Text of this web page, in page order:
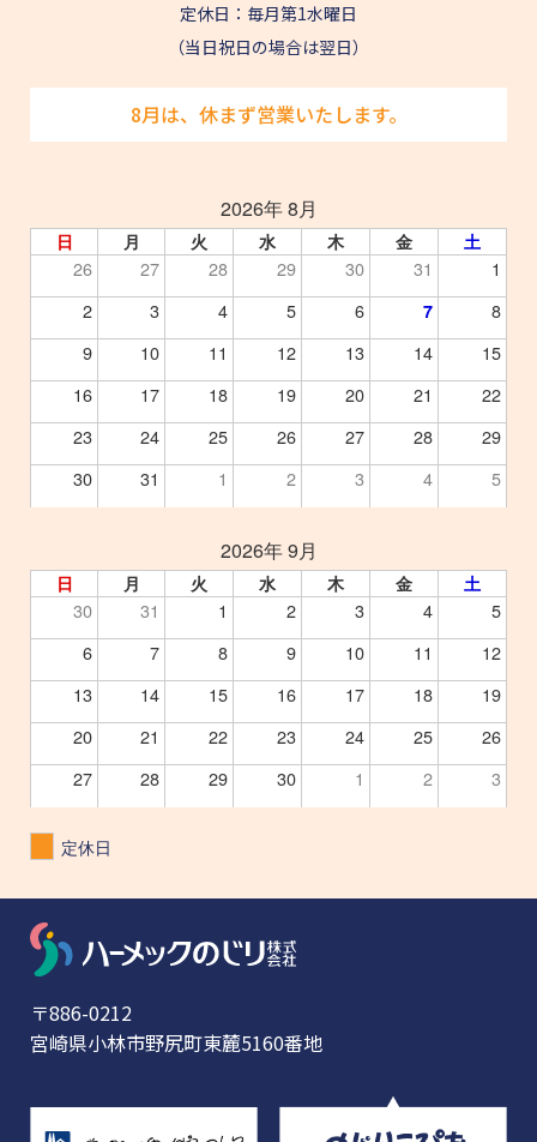
定休日：毎月第1水曜日
（当日祝日の場合は翌日）
8月は、休まず営業いたします。
2026年 8月
日 月 火 水 木 金 土
26 27 28 29 30 31
1
2
3 4 5 6 7
8
9
10 11 12 13 14
15
16
17 18 19 20 21
22
23
24 25 26 27 28
29
30
31 1 2 3 4 5
2026年 9月
日 月 火 水 木 金 土
30 31 1 2 3 4
5
6
7 8 9 10 11
12
13
14 15 16 17 18
19
20
21 22 23 24 25
26
27
28 29 30 1 2 3
定休日
〒886-0212
宮崎県小林市野尻町東麓5160番地